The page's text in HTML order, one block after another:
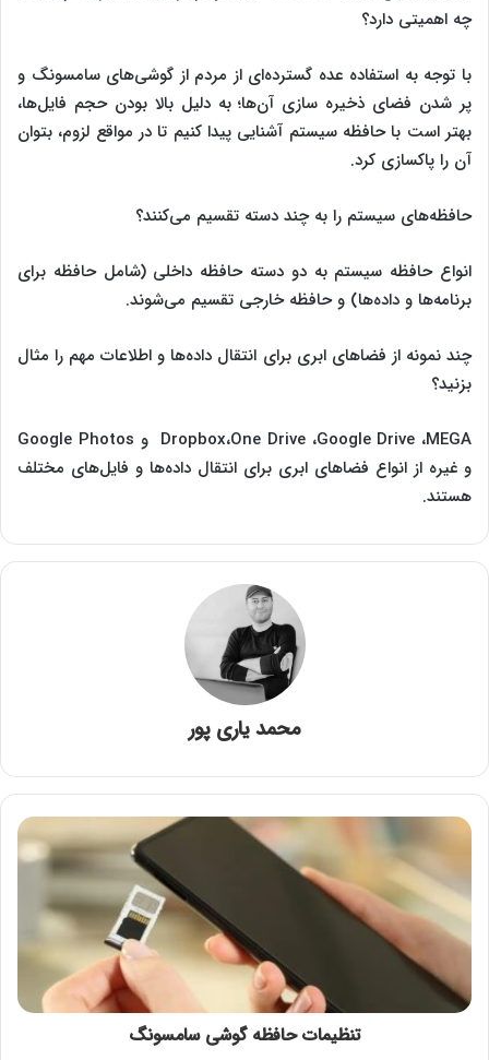
چه اهمیتی دارد؟
با توجه به استفاده عده گسترده‌‌ای از مردم از گوشی‌های سامسونگ و
پر شدن فضای ذخیره سازی آن‌ها؛ به دلیل بالا بودن حجم فایل‌ها،
بهتر است با حافظه سیستم آشنایی پیدا کنیم تا در مواقع لزوم، بتوان
آن را پاکسازی کرد.
حافظه‌های سیستم را به چند دسته تقسیم می‌کنند؟
انواع حافظه سیستم به دو دسته حافظه داخلی (شامل حافظه برای
برنامه‌ها و داده‌ها) و حافظه خارجی تقسیم می‌شوند.
چند نمونه از فضاهای ابری برای انتقال داده‌ها و اطلاعات مهم را مثال
بزنید؟
Dropbox،One Drive ،Google Drive ،MEGA و Google Photos
و غیره از انواع فضاهای ابری برای انتقال داده‌ها و فایل‌های مختلف
هستند.
محمد یاری پور
تنظیمات حافظه گوشی سامسونگ